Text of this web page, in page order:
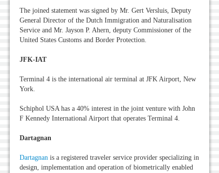
The joined statement was signed by Mr. Gert Versluis, Deputy
General Director of the Dutch Immigration and Naturalisation
Service and Mr. Jayson P. Ahern, deputy Commissioner of the
United States Customs and Border Protection.
JFK-IAT
Terminal 4 is the international air terminal at JFK Airport, New
York.
Schiphol USA has a 40% interest in the joint venture with John
F Kennedy International Airport that operates Terminal 4.
Dartagnan
Dartagnan is a registered traveler service provider specializing in
design, implementation and operation of biometrically enabled